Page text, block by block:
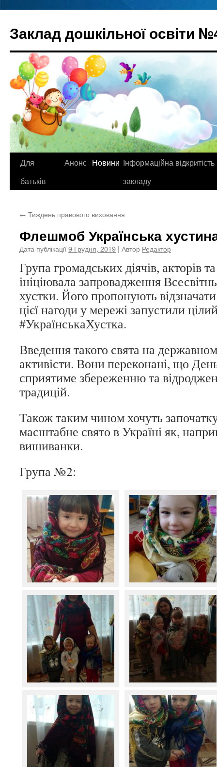
вмісту
Заклад дошкільної освіти
Для
батьків
Анонс Новини Інформаційна відкритість
закладу
← Тиждень правового виховання
Флешмоб Українська
Дата публікації9 Грудня, 2019 | Автор Редактор
Група громадських діячів, акторів
ініціювала запровадження
хустки. Його пропонують
цієї нагоди у мережі запустили
#УкраїнськаХустка.
Введення такого свята на
активісти. Вони переконані, що
сприятиме збереженню та
традицій.
Також таким чином хочуть
масштабне свято в Україні як,
вишиванки.
Група №2: